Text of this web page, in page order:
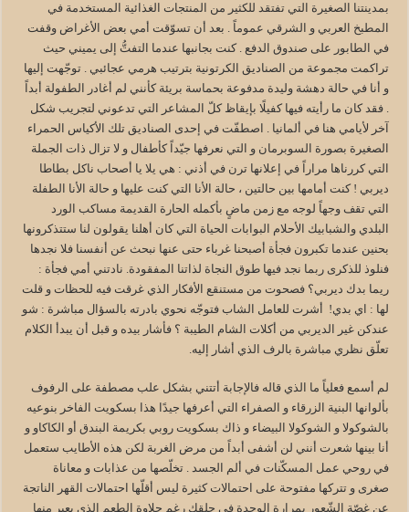
بمدينتنا الصغيرة التي تفتقد للكثير من المنتجات الغذائية المستخدمة في
المطبخ العربي و الشرقي عموماً . بعد أن تسوّقت أمي بعض الأغراض وقفت
في الطابور على صندوق الدفع . كنت بجانبها عندما التفتُّ إلى يميني حيث
تراكمت مجموعة من الصناديق الكرتونية بترتيب هرمي عجائبي . توجّهت إليها
و أنا في حالة دهشة وليدة مدفوعة بحماسة بريئة كأنني لم أغادر الطفولة أبداً
. فقد كان ما رأيته فيها كفيلًا بإيقاظ كلّ المشاعر التي تدعوني لتجريب شكل
آخر لأيامي هنا في ألمانيا . اصطفّت في إحدى الصناديق تلك الأكياس الحمراء
الصغيرة بصورة السوبرمان و التي نعرفها جيّداً كأطفال و لا تزال ذات الجملة
التي كررناها مراراً في إعلانها ترن في أذني : هي يلا يا أصحاب ناكل بطاطا
ديربي ! كنت أمامها بين حالتين ، حالة الأنا التي كنت عليها و حالة الأنا الطفلة
التي تقف وجهاً لوجه مع زمن ماضٍ بأكمله الحارة القديمة مساكب الورد
البلدي والشبابيك الأحلام البوابات الحياة التي كان أهلنا يقولون لنا ستتذكرونها
بحنين عندما تكبرون فجأة أصبحنا غرباء حتى عنها نبحث عن أنفسنا فلا نجدها
فنلوذ للذكرى ربما نجد فيها طوق النجاة لذاتنا المفقودة. نادتني أمي فجأة :
ريما بدك ديربي؟ فصحوت من مستنقع الأفكار الذي غرقت فيه للحظات و قلت
لها : اي بدي! ‎ أشرت للعامل الشاب فتوجّه نحوي بادرته بالسؤال مباشرة : شو
عندكن غير الديربي من أكلات الشام الطيبة ؟ فأشار بيده و قبل أن يبدأ الكلام
تعلّق نظري مباشرة بالرف الذي أشار إليه.
لم أسمع فعلياً ما الذي قاله فالإجابة أتتني بشكل علب مصطفة على الرفوف
بألوانها البنية الزرقاء و الصفراء التي أعرفها جيدًا هذا بسكويت الفاخر بنوعيه
بالشوكولا و الشوكولا البيضاء و ذاك بسكويت روبي بكريمة البندق أو الكاكاو و
أنا بينها شعرت أنني لن أشفى أبداً من مرض الغربة لكن هذه الأطايب ستعمل
في روحي عمل المسكّنات في ألم الجسد . تخلّصها من عذابات و معاناة
صغرى و تتركها مفتوحة على احتمالات كثيرة ليس أقلّها احتمالات القهر الناتجة
عن غصّة الشّعور بمرارة الوحدة في حلقك رغم حلاوة الطعم الذي يعبر منها